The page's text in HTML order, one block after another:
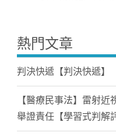
熱門文章
判決快遞【判決快遞】
【醫療民事法】雷射
舉證責任【學習式判解